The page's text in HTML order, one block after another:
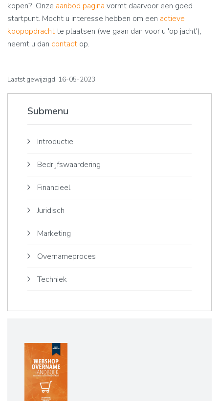
kopen? Onze aanbod pagina vormt daarvoor een goed
startpunt. Mocht u interesse hebben om een actieve
koopopdrachtte plaatsen (we gaan dan voor u 'op jacht'),
neemt u dan contact op.
Laatst gewijzigd: 16-05-2023
Submenu
Introductie
Bedrijfswaardering
Financieel
Juridisch
Marketing
Overnameproces
Techniek